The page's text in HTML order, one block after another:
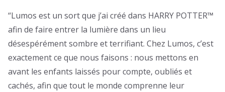
“Lumos est un sort que j’ai créé dans HARRY POTTER™
afin de faire entrer la lumière dans un lieu
désespérément sombre et terrifiant. Chez Lumos, c’est
exactement ce que nous faisons : nous mettons en
avant les enfants laissés pour compte, oubliés et
cachés, afin que tout le monde comprenne leur